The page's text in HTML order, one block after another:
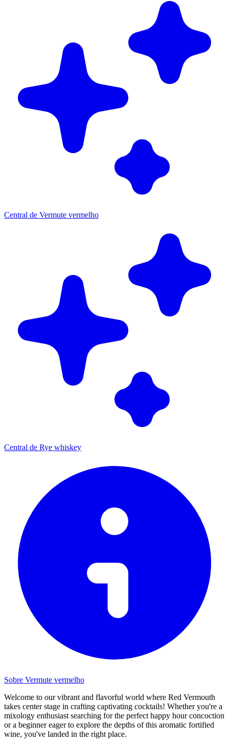
Central de Vermute vermelho
Central de Rye whiskey
Sobre Vermute vermelho
Welcome to our vibrant and flavorful world where Red Vermouth
takes center stage in crafting captivating cocktails! Whether you're a
mixology enthusiast searching for the perfect happy hour concoction
or a beginner eager to explore the depths of this aromatic fortified
wine, you've landed in the right place.